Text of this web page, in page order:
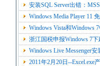
安装SQL Server出错：
Windows Media Player 11
Windows Vista和Windows
浙江国税申报Windows 7下
Windows Live Messenger安
2011年2月20日--Excel.exe